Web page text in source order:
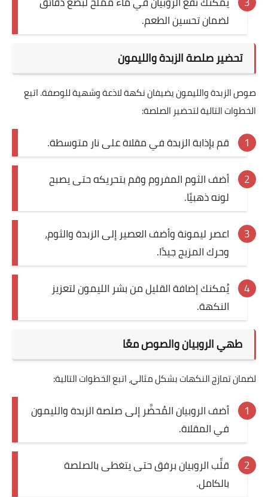
لضمان تحسين الطعم.
تحضير صلصة الزبدة والليمون
صوص الزبدة والليمون يضيفان نكهة لاذعة وشهية للوصفة. اتبع
الخطوات التالية لتحضير الصلصة:
قم بإذابة الزبدة في مقلاة على نار متوسطة.
أضف الثوم المفروم وقم بتحريكه حتى يصبح
لونه ذهبيًا.
اعصر ليمونة وأضف العصير إلى الزبدة والثوم،
وحرك المزيج جيدًا.
يُمكنك إضافة القليل من بشر الليمون لتعزيز
النكهة.
طهي الروبيان والصوص معًا
لضمان تمازج النكهات بشكل مثالي، اتبع الخطوات التالية:
أضف الروبيان المُحضَّر إلى صلصة الزبدة والليمون
في المقلاة.
قلِّب الروبيان برفق حتى يتغطى بالصلصة
بالكامل.